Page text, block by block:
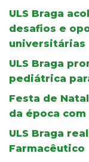
ULS Braga
desafios e
universitárias
ULS Braga
pediátrica
Festa de
da época
ULS Braga
Farmacêutico